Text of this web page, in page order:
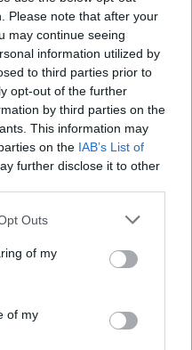
Please note that after your
may continue seeing
information utilized by
to third parties prior to
opt-out of the further
by third parties on the
This information may
on the IAB’s List of
further disclose it to other
Outs
of my
of my